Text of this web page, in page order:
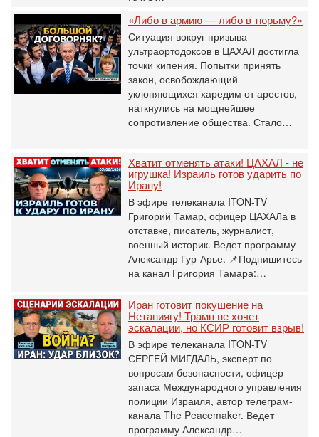
«Либо в армию — либо в тюрьму?»
Ситуация вокруг призыва
ультраортодоксов в ЦАХАЛ достигла
точки кипения. Попытки принять
закон, освобождающий
уклоняющихся харедим от арестов,
наткнулись на мощнейшее
сопротивление общества. Стало…
Хватит отменять атаки! ЦАХАЛ - не
игрушка! Израиль готов ударить по
Ирану!
В эфире телеканала ITON-TV
Григорий Тамар, офицер ЦАХАЛа в
отставке, писатель, журналист,
военный историк. Ведет программу
Александр Гур-Арье. 📌Подпишитесь
на канал Григория Тамара:…
Иран готовит покушение на
Нетаниягу! Трамп не хочет
эскалации, но КСИР готовит взрыв!
В эфире телеканала ITON-TV
СЕРГЕЙ МИГДАЛЬ, эксперт по
вопросам безопасности, офицер
запаса Международного управления
полиции Израиля, автор телеграм-
канала The Peacemaker. Ведет
программу Александр…